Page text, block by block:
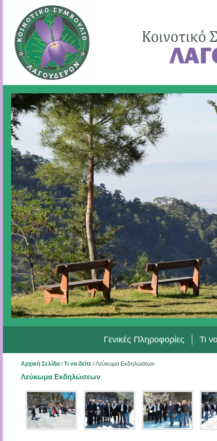
Γενικές Πληροφορίες Τι
Αρχική Σελίδα/Τι να δείτε/Λεύκωμα Εκδηλώσεων
Λεύκωμα Εκδηλώσεων